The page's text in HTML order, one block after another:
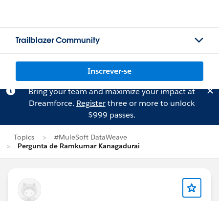
Trailblazer Community
Inscrever-se
Bring your team and maximize your impact at
Dreamforce. Registerthree or more to unlock
$999 passes.
Topics
#MuleSoft DataWeave
Pergunta de Ramkumar Kanagadurai